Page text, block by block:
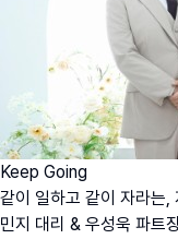
Keep Going
같이 일하고 같이 자라는
민지 대리 & 우성욱 파트